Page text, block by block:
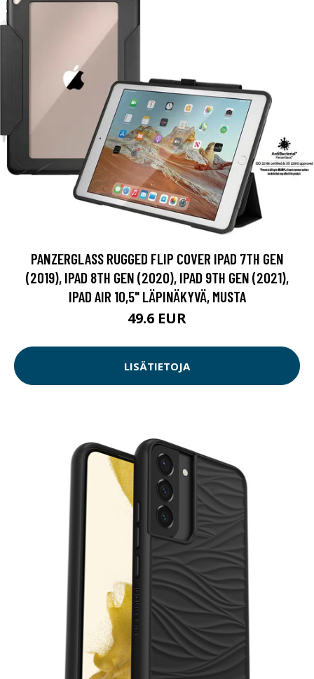
PANZERGLASS RUGGED FLIP COVER IPAD 7TH GEN
(2019), IPAD 8TH GEN (2020), IPAD 9TH GEN (2021),
IPAD AIR 10,5" LÄPINÄKYVÄ, MUSTA
49.6 EUR
LISÄTIETOJA